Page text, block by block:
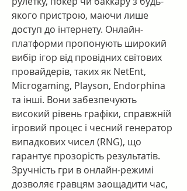
якого пристрою, маючи лише
доступ до інтернету. Онлайн-
платформи пропонують широкий
вибір ігор від провідних світових
провайдерів, таких як NetEnt,
Microgaming, Playson, Endorphina
та інші. Вони забезпечують
високий рівень графіки, справжній
ігровий процес і чесний генератор
випадкових чисел (RNG), що
гарантує прозорість результатів.
Зручність гри в онлайн-режимі
дозволяє гравцям заощадити час,